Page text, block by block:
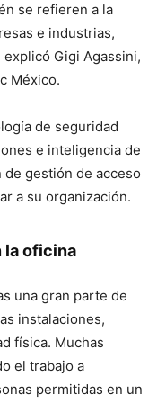
se refieren a la
e industrias,
Gigi Agassini,
México.
de seguridad
e inteligencia de
gestión de acceso
a su organización.
la oficina
una gran parte de
instalaciones,
física. Muchas
el trabajo a
permitidas en un